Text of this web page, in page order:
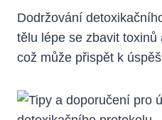
Dodržování
⁣tělu lépe se zbavit
což ‌může přispět k